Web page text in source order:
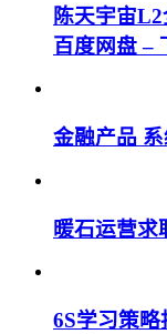
陈天宇宙
百度网盘 –
金融产品
暖石运营求
6S学习策